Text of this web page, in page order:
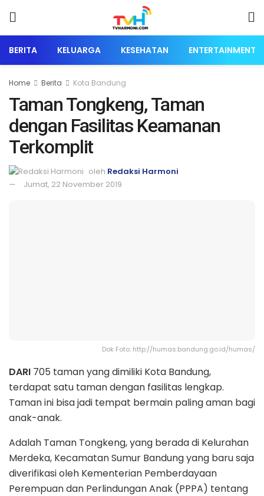
BERITA KELUARGA KESEHATAN ENTERTAINMENT
Home Berita Kota Bandung
Taman Tongkeng, Taman
dengan Fasilitas Keamanan
Terkomplit
oleh Redaksi Harmoni
Jumat, 22 November 2019
Dok Foto: http://humas.bandung.go.id/humas/
DARI 705 taman yang dimiliki Kota Bandung,
terdapat satu taman dengan fasilitas lengkap.
Taman ini bisa jadi tempat bermain paling aman bagi
anak-anak.
Adalah Taman Tongkeng, yang berada di Kelurahan
Merdeka, Kecamatan Sumur Bandung yang baru saja
diverifikasi oleh Kementerian Pemberdayaan
Perempuan dan Perlindungan Anak (PPPA) tentang